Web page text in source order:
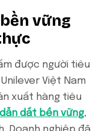
vững
được người tiêu
Việt Nam
xuất hàng tiêu
dắt bền vững,